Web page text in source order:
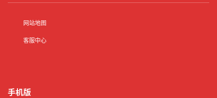
网站地图
客服中心
手机版